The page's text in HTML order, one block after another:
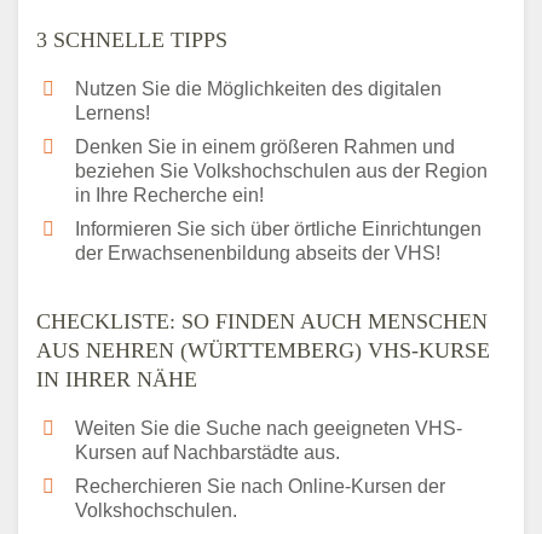
3 SCHNELLE TIPPS
Nutzen Sie die Möglichkeiten des digitalen
Lernens!
Denken Sie in einem größeren Rahmen und
beziehen Sie Volkshochschulen aus der Region
in Ihre Recherche ein!
Informieren Sie sich über örtliche Einrichtungen
der Erwachsenenbildung abseits der VHS!
CHECKLISTE: SO FINDEN AUCH MENSCHEN
AUS NEHREN (WÜRTTEMBERG) VHS-KURSE
IN IHRER NÄHE
Weiten Sie die Suche nach geeigneten VHS-
Kursen auf Nachbarstädte aus.
Recherchieren Sie nach Online-Kursen der
Volkshochschulen.